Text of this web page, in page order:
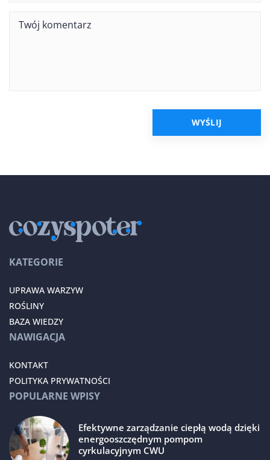
KATEGORIE
UPRAWA WARZYW
ROŚLINY
BAZA WIEDZY
NAWIGACJA
KONTAKT
POLITYKA PRYWATNOŚCI
POPULARNE WPISY
Efektywne zarządzanie ciepłą wodą dzięki
energooszczędnym pompom
cyrkulacyjnym CWU